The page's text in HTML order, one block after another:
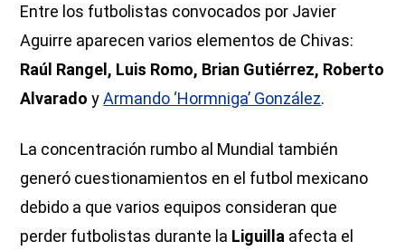
Entre los futbolistas convocados por Javier
Aguirre aparecen varios elementos de Chivas:
Raúl Rangel, Luis Romo, Brian Gutiérrez, Roberto
AlvaradoyArmando ‘Hormniga’ González.
La concentración rumbo al Mundial también
generó cuestionamientos en el futbol mexicano
debido a que varios equipos consideran que
perder futbolistas durante la Liguilla afecta el